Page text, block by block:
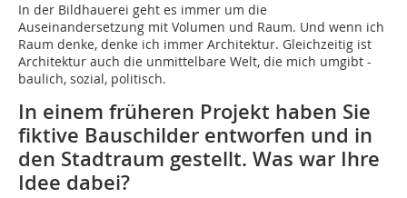
In der Bildhauerei geht es immer um die
Auseinandersetzung mit Volumen und Raum. Und wenn ich
Raum denke, denke ich immer Architektur. Gleichzeitig ist
Architektur auch die unmittelbare Welt, die mich umgibt -
baulich, sozial, politisch.
In einem früheren Projekt haben Sie
fiktive Bauschilder entworfen und in
den Stadtraum gestellt. Was war Ihre
Idee dabei?